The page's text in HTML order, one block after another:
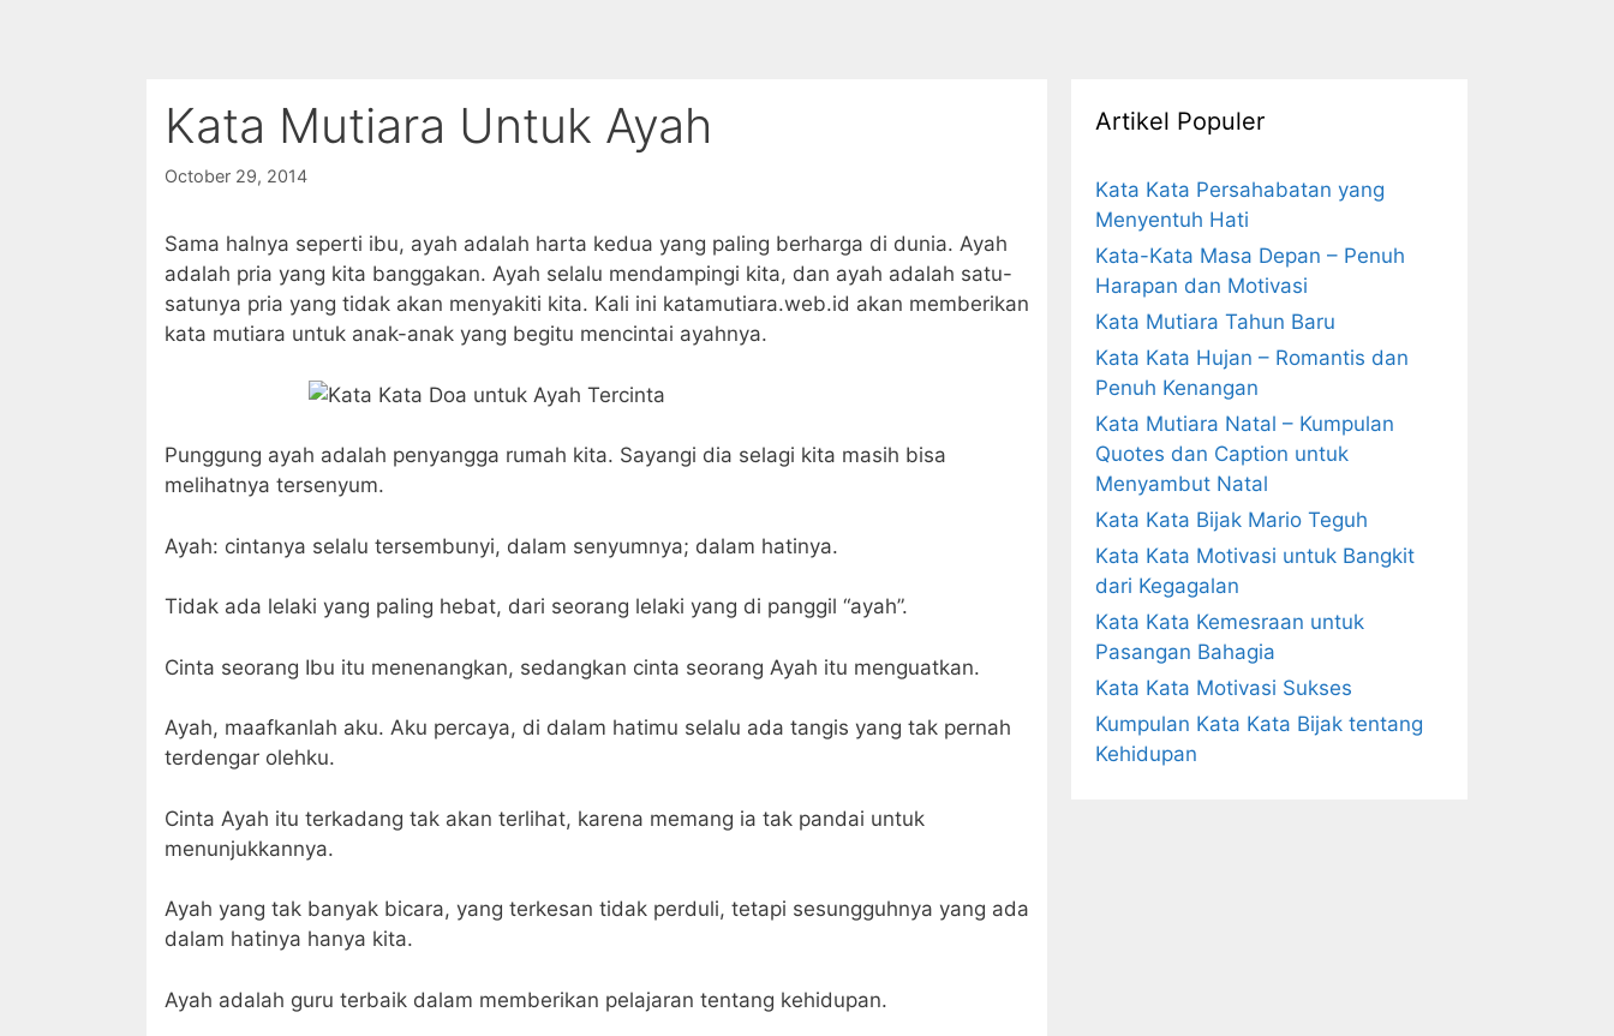
Kata Mutiara Untuk Ayah
October 29, 2014
Sama halnya seperti ibu, ayah adalah harta kedua yang paling berharga di dunia. Ayah
adalah pria yang kita banggakan. Ayah selalu mendampingi kita, dan ayah adalah satu-
satunya pria yang tidak akan menyakiti kita. Kali ini katamutiara.web.id akan memberikan
kata mutiara untuk anak-anak yang begitu mencintai ayahnya.
Punggung ayah adalah penyangga rumah kita. Sayangi dia selagi kita masih bisa
melihatnya tersenyum.
Ayah: cintanya selalu tersembunyi, dalam senyumnya; dalam hatinya.
Tidak ada lelaki yang paling hebat, dari seorang lelaki yang di panggil “ayah”.
Cinta seorang Ibu itu menenangkan, sedangkan cinta seorang Ayah itu menguatkan.
Ayah, maafkanlah aku. Aku percaya, di dalam hatimu selalu ada tangis yang tak pernah
terdengar olehku.
Cinta Ayah itu terkadang tak akan terlihat, karena memang ia tak pandai untuk
menunjukkannya.
Ayah yang tak banyak bicara, yang terkesan tidak perduli, tetapi sesungguhnya yang ada
dalam hatinya hanya kita.
Ayah adalah guru terbaik dalam memberikan pelajaran tentang kehidupan.
Artikel Populer
Kata Kata Persahabatan yang
Menyentuh Hati
Kata-Kata Masa Depan – Penuh
Harapan dan Motivasi
Kata Mutiara Tahun Baru
Kata Kata Hujan – Romantis dan
Penuh Kenangan
Kata Mutiara Natal – Kumpulan
Quotes dan Caption untuk
Menyambut Natal
Kata Kata Bijak Mario Teguh
Kata Kata Motivasi untuk Bangkit
dari Kegagalan
Kata Kata Kemesraan untuk
Pasangan Bahagia
Kata Kata Motivasi Sukses
Kumpulan Kata Kata Bijak tentang
Kehidupan